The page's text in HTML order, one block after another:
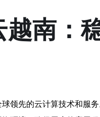
越南：
领先的云计算技术和服